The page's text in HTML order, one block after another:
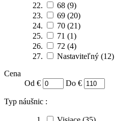
68 (9)
69 (20)
70 (21)
71 (1)
72 (4)
Nastaviteľný (12)
Cena
Od €
Do €
Typ náušnic :